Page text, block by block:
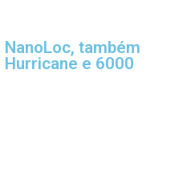
também
e 6000